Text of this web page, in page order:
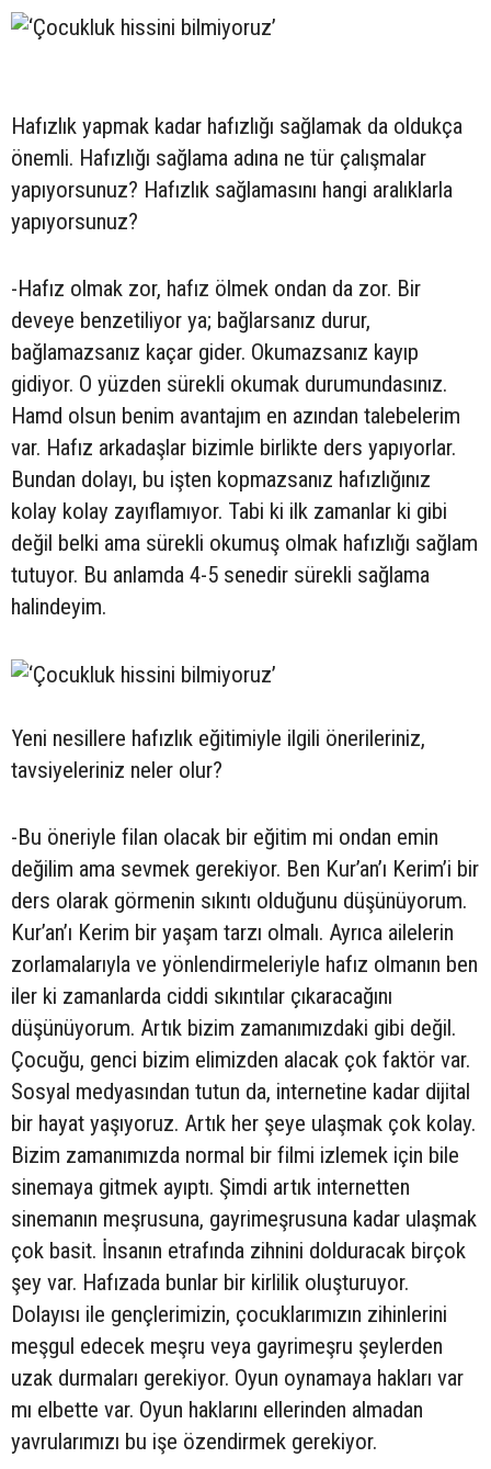
Hafızlık yapmak kadar hafızlığı sağlamak da oldukça
önemli. Hafızlığı sağlama adına ne tür çalışmalar
yapıyorsunuz? Hafızlık sağlamasını hangi aralıklarla
yapıyorsunuz?
-Hafız olmak zor, hafız ölmek ondan da zor. Bir
deveye benzetiliyor ya; bağlarsanız durur,
bağlamazsanız kaçar gider. Okumazsanız kayıp
gidiyor. O yüzden sürekli okumak durumundasınız.
Hamd olsun benim avantajım en azından talebelerim
var. Hafız arkadaşlar bizimle birlikte ders yapıyorlar.
Bundan dolayı, bu işten kopmazsanız hafızlığınız
kolay kolay zayıflamıyor. Tabi ki ilk zamanlar ki gibi
değil belki ama sürekli okumuş olmak hafızlığı sağlam
tutuyor. Bu anlamda 4-5 senedir sürekli sağlama
halindeyim.
Yeni nesillere hafızlık eğitimiyle ilgili önerileriniz,
tavsiyeleriniz neler olur?
-Bu öneriyle filan olacak bir eğitim mi ondan emin
değilim ama sevmek gerekiyor. Ben Kur’an’ı Kerim’i bir
ders olarak görmenin sıkıntı olduğunu düşünüyorum.
Kur’an’ı Kerim bir yaşam tarzı olmalı. Ayrıca ailelerin
zorlamalarıyla ve yönlendirmeleriyle hafız olmanın ben
iler ki zamanlarda ciddi sıkıntılar çıkaracağını
düşünüyorum. Artık bizim zamanımızdaki gibi değil.
Çocuğu, genci bizim elimizden alacak çok faktör var.
Sosyal medyasından tutun da, internetine kadar dijital
bir hayat yaşıyoruz. Artık her şeye ulaşmak çok kolay.
Bizim zamanımızda normal bir filmi izlemek için bile
sinemaya gitmek ayıptı. Şimdi artık internetten
sinemanın meşrusuna, gayrimeşrusuna kadar ulaşmak
çok basit. İnsanın etrafında zihnini dolduracak birçok
şey var. Hafızada bunlar bir kirlilik oluşturuyor.
Dolayısı ile gençlerimizin, çocuklarımızın zihinlerini
meşgul edecek meşru veya gayrimeşru şeylerden
uzak durmaları gerekiyor. Oyun oynamaya hakları var
mı elbette var. Oyun haklarını ellerinden almadan
yavrularımızı bu işe özendirmek gerekiyor.